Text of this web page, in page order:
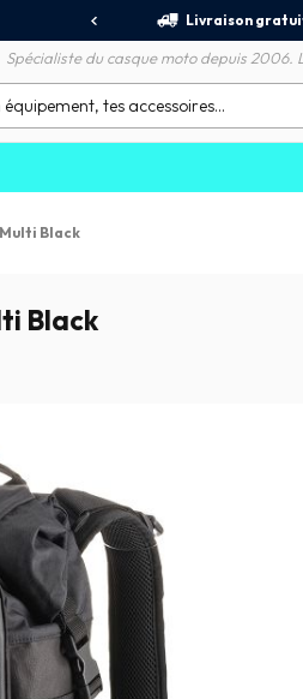
Livraison
Spécialiste du casque moto depuis
Black
Black